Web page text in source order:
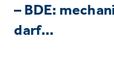
– BDE:
darf…